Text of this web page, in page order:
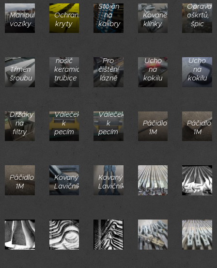
Manipulační
vozíky
Ochranné
kryty
Stojan
na
kalibry
Kované
klínky
Oprava
oškrtů,
špic
Třmen
šroubu
nosič
keramické
trubice
Pro
čištění
lázně
Ucho
na
kokilu
Ucho
na
kokilu
Držáky
na
filtry
Váleček
k
pecím
Váleček
k
pecím
Páčidlo
1M
Páčidlo
1M
Páčidlo
1M
Kovaný
Lavičník
Kovaný
Lavičník